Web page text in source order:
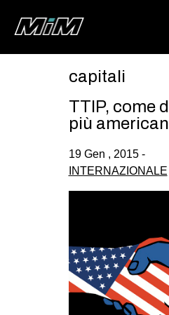
MSM
STUDENTI
ZAM
capitali
TTIP, come
più
19 Gen , 2015 -
INTERNAZIONALE